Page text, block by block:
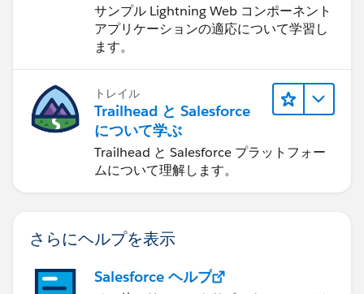
サンプル Lightning Web コンポーネント
アプリケーションの適応について学習し
ます。
トレイル
Trailhead と Salesforce
について学ぶ
Trailhead と Salesforce プラットフォー
ムについて理解します。
さらにヘルプを表示
Salesforce ヘルプ